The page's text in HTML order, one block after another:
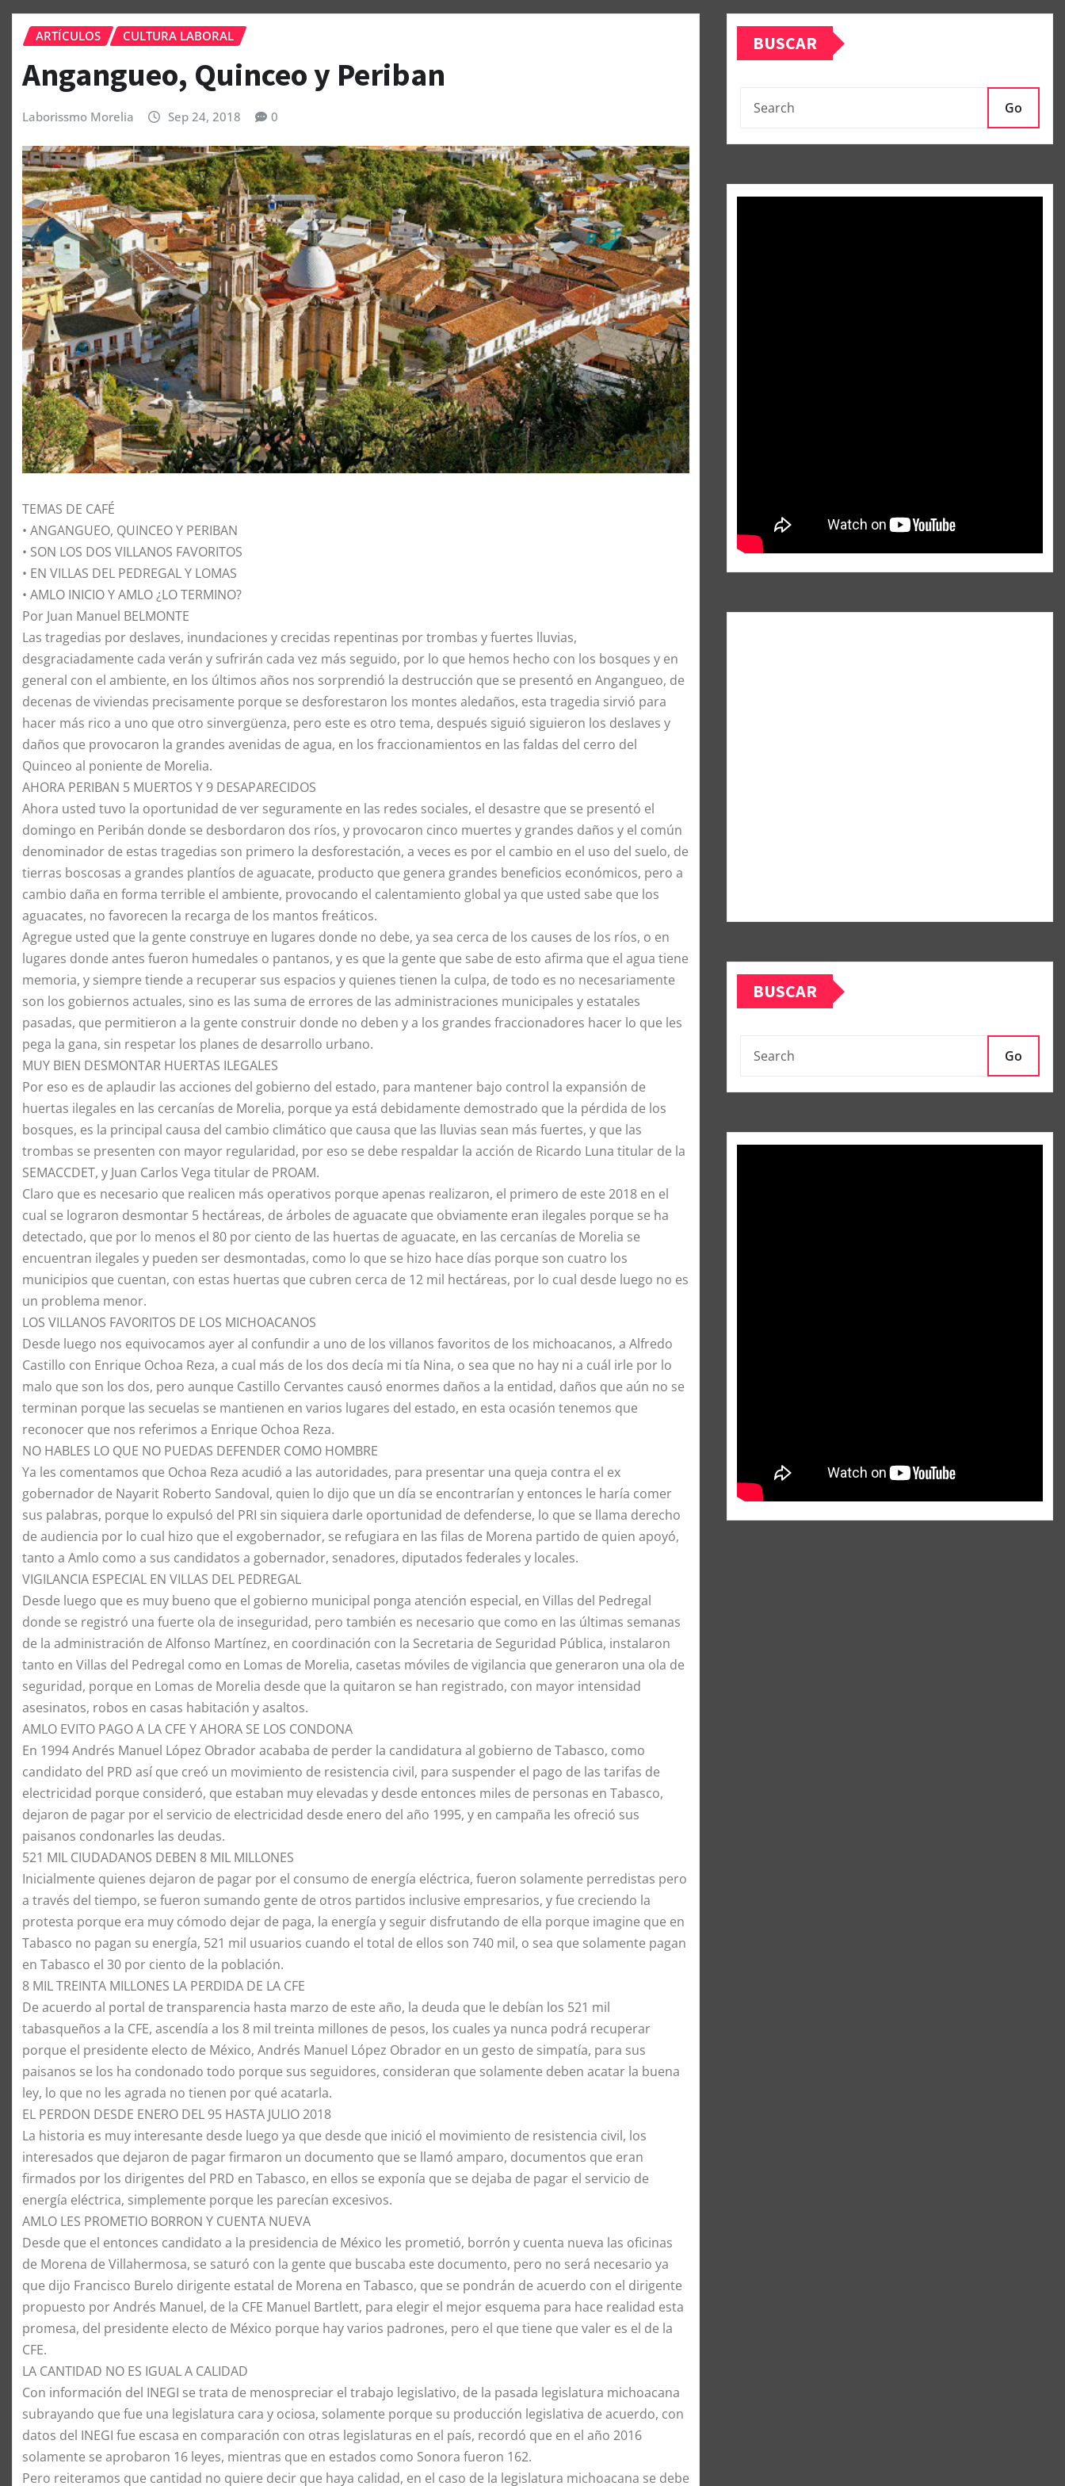
ARTÍCULOS CULTURA LABORAL
Angangueo, Quinceo y Periban
Laborissmo Morelia Sep 24, 2018 0
TEMAS DE CAFÉ
• ANGANGUEO, QUINCEO Y PERIBAN
• SON LOS DOS VILLANOS FAVORITOS
• EN VILLAS DEL PEDREGAL Y LOMAS
• AMLO INICIO Y AMLO ¿LO TERMINO?
Por Juan Manuel BELMONTE
Las tragedias por deslaves, inundaciones y crecidas repentinas por trombas y fuertes lluvias,
desgraciadamente cada verán y sufrirán cada vez más seguido, por lo que hemos hecho con los bosques y en
general con el ambiente, en los últimos años nos sorprendió la destrucción que se presentó en Angangueo, de
decenas de viviendas precisamente porque se desforestaron los montes aledaños, esta tragedia sirvió para
hacer más rico a uno que otro sinvergüenza, pero este es otro tema, después siguió siguieron los deslaves y
daños que provocaron la grandes avenidas de agua, en los fraccionamientos en las faldas del cerro del
Quinceo al poniente de Morelia.
AHORA PERIBAN 5 MUERTOS Y 9 DESAPARECIDOS
Ahora usted tuvo la oportunidad de ver seguramente en las redes sociales, el desastre que se presentó el
domingo en Peribán donde se desbordaron dos ríos, y provocaron cinco muertes y grandes daños y el común
denominador de estas tragedias son primero la desforestación, a veces es por el cambio en el uso del suelo, de
tierras boscosas a grandes plantíos de aguacate, producto que genera grandes beneficios económicos, pero a
cambio daña en forma terrible el ambiente, provocando el calentamiento global ya que usted sabe que los
aguacates, no favorecen la recarga de los mantos freáticos.
Agregue usted que la gente construye en lugares donde no debe, ya sea cerca de los causes de los ríos, o en
lugares donde antes fueron humedales o pantanos, y es que la gente que sabe de esto afirma que el agua tiene
memoria, y siempre tiende a recuperar sus espacios y quienes tienen la culpa, de todo es no necesariamente
son los gobiernos actuales, sino es las suma de errores de las administraciones municipales y estatales
pasadas, que permitieron a la gente construir donde no deben y a los grandes fraccionadores hacer lo que les
pega la gana, sin respetar los planes de desarrollo urbano.
MUY BIEN DESMONTAR HUERTAS ILEGALES
Por eso es de aplaudir las acciones del gobierno del estado, para mantener bajo control la expansión de
huertas ilegales en las cercanías de Morelia, porque ya está debidamente demostrado que la pérdida de los
bosques, es la principal causa del cambio climático que causa que las lluvias sean más fuertes, y que las
trombas se presenten con mayor regularidad, por eso se debe respaldar la acción de Ricardo Luna titular de la
SEMACCDET, y Juan Carlos Vega titular de PROAM.
Claro que es necesario que realicen más operativos porque apenas realizaron, el primero de este 2018 en el
cual se lograron desmontar 5 hectáreas, de árboles de aguacate que obviamente eran ilegales porque se ha
detectado, que por lo menos el 80 por ciento de las huertas de aguacate, en las cercanías de Morelia se
encuentran ilegales y pueden ser desmontadas, como lo que se hizo hace días porque son cuatro los
municipios que cuentan, con estas huertas que cubren cerca de 12 mil hectáreas, por lo cual desde luego no es
un problema menor.
LOS VILLANOS FAVORITOS DE LOS MICHOACANOS
Desde luego nos equivocamos ayer al confundir a uno de los villanos favoritos de los michoacanos, a Alfredo
Castillo con Enrique Ochoa Reza, a cual más de los dos decía mi tía Nina, o sea que no hay ni a cuál irle por lo
malo que son los dos, pero aunque Castillo Cervantes causó enormes daños a la entidad, daños que aún no se
terminan porque las secuelas se mantienen en varios lugares del estado, en esta ocasión tenemos que
reconocer que nos referimos a Enrique Ochoa Reza.
NO HABLES LO QUE NO PUEDAS DEFENDER COMO HOMBRE
​Ya les comentamos que Ochoa Reza acudió a las autoridades, para presentar una queja contra el ex
gobernador de Nayarit Roberto Sandoval, quien lo dijo que un día se encontrarían y entonces le haría comer
sus palabras, porque lo expulsó del PRI sin siquiera darle oportunidad de defenderse, lo que se llama derecho
de audiencia por lo cual hizo que el exgobernador, se refugiara en las filas de Morena partido de quien apoyó,
tanto a Amlo como a sus candidatos a gobernador, senadores, diputados federales y locales.
​VIGILANCIA ESPECIAL EN VILLAS DEL PEDREGAL
​Desde luego que es muy bueno que el gobierno municipal ponga atención especial, en Villas del Pedregal
donde se registró una fuerte ola de inseguridad, pero también es necesario que como en las últimas semanas
de la administración de Alfonso Martínez, en coordinación con la Secretaria de Seguridad Pública, instalaron
tanto en Villas del Pedregal como en Lomas de Morelia, casetas móviles de vigilancia que generaron una ola de
seguridad, porque en Lomas de Morelia desde que la quitaron se han registrado, con mayor intensidad
asesinatos, robos en casas habitación y asaltos.
​AMLO EVITO PAGO A LA CFE Y AHORA SE LOS CONDONA
​En 1994 Andrés Manuel López Obrador acababa de perder la candidatura al gobierno de Tabasco, como
candidato del PRD así que creó un movimiento de resistencia civil, para suspender el pago de las tarifas de
electricidad porque consideró, que estaban muy elevadas y desde entonces miles de personas en Tabasco,
dejaron de pagar por el servicio de electricidad desde enero del año 1995, y en campaña les ofreció sus
paisanos condonarles las deudas.
​521 MIL CIUDADANOS DEBEN 8 MIL MILLONES
​Inicialmente quienes dejaron de pagar por el consumo de energía eléctrica, fueron solamente perredistas pero
a través del tiempo, se fueron sumando gente de otros partidos inclusive empresarios, y fue creciendo la
protesta porque era muy cómodo dejar de paga, la energía y seguir disfrutando de ella porque imagine que en
Tabasco no pagan su energía, 521 mil usuarios cuando el total de ellos son 740 mil, o sea que solamente pagan
en Tabasco el 30 por ciento de la población.
​8 MIL TREINTA MILLONES LA PERDIDA DE LA CFE
​De acuerdo al portal de transparencia hasta marzo de este año, la deuda que le debían los 521 mil
tabasqueños a la CFE, ascendía a los 8 mil treinta millones de pesos, los cuales ya nunca podrá recuperar
porque el presidente electo de México, Andrés Manuel López Obrador en un gesto de simpatía, para sus
paisanos se los ha condonado todo porque sus seguidores, consideran que solamente deben acatar la buena
ley, lo que no les agrada no tienen por qué acatarla.
​EL PERDON DESDE ENERO DEL 95 HASTA JULIO 2018
​La historia es muy interesante desde luego ya que desde que inició el movimiento de resistencia civil, los
interesados que dejaron de pagar firmaron un documento que se llamó amparo, documentos que eran
firmados por los dirigentes del PRD en Tabasco, en ellos se exponía que se dejaba de pagar el servicio de
energía eléctrica, simplemente porque les parecían excesivos.
​AMLO LES PROMETIO BORRON Y CUENTA NUEVA
​Desde que el entonces candidato a la presidencia de México les prometió, borrón y cuenta nueva las oficinas
de Morena de Villahermosa, se saturó con la gente que buscaba este documento, pero no será necesario ya
que dijo Francisco Burelo dirigente estatal de Morena en Tabasco, que se pondrán de acuerdo con el dirigente
propuesto por Andrés Manuel, de la CFE Manuel Bartlett, para elegir el mejor esquema para hace realidad esta
promesa, del presidente electo de México porque hay varios padrones, pero el que tiene que valer es el de la
CFE.
​LA CANTIDAD NO ES IGUAL A CALIDAD
​Con información del INEGI se trata de menospreciar el trabajo legislativo, de la pasada legislatura michoacana
subrayando que fue una legislatura cara y ociosa, solamente porque su producción legislativa de acuerdo, con
datos del INEGI fue escasa en comparación con otras legislaturas en el país, recordó que en el año 2016
solamente se aprobaron 16 leyes, mientras que en estados como Sonora fueron 162.
​Pero reiteramos que cantidad no quiere decir que haya calidad, en el caso de la legislatura michoacana se debe
BUSCAR
Go
BUSCAR
Go